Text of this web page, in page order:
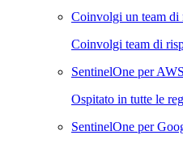
Coinvolgi un team di
Coinvolgi team di
SentinelOne per AWS
Ospitato in tutte le
SentinelOne per